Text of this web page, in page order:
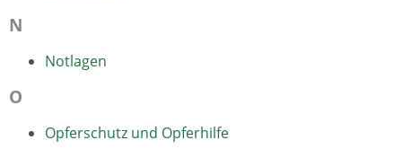
N
Notlagen
O
Opferschutz und Opferhilfe